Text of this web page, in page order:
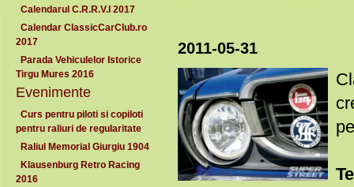
Calendarul C.R.R.V.I 2017
Calendar ClassicCarClub.ro
2017
Parada Vehiculelor Istorice
Tirgu Mures 2016
Evenimente
Curs pentru piloti si copiloti
pentru raliuri de regularitate
Raliul Memorial Giurgiu 1904
Klausenburg Retro Racing
2016
2011-05-31